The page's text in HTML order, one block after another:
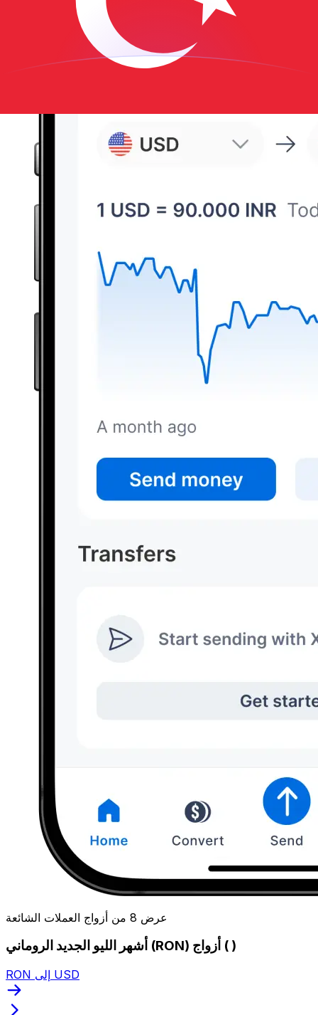
عرض 8 من أزواج العملات الشائعة
أشهر الليو الجديد الروماني (RON) أزواج ( )
RON إلى USD